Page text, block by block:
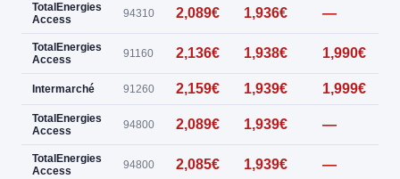
TotalEnergies
Access
94310 2,089€ 1,936€ —
TotalEnergies
Access
91160 2,136€ 1,938€ 1,990€
Intermarché 91260 2,159€ 1,939€ 1,999€
TotalEnergies
Access
94800 2,089€ 1,939€ —
TotalEnergies
Access
94800 2,085€ 1,939€ —